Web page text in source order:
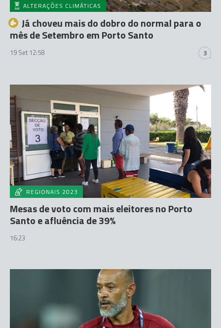
ALTERAÇÕES CLIMÁTICAS
Já choveu mais do dobro do normal para o
mês de Setembro em Porto Santo
19 Set 12:58 3
REGIONAIS 2023
Mesas de voto com mais eleitores no Porto
Santo e afluência de 39%
16:23